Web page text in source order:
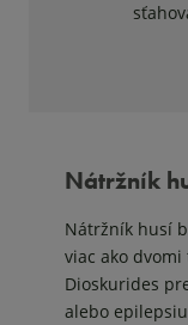
Nátržník
Nátržník husí
viac ako
Dioskurides
alebo